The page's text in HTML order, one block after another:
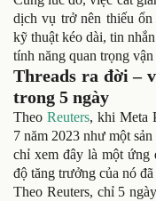
dịch vụ trở nên thiếu
kỹ thuật kéo dài, tin
tính năng quan trọng
Threads ra đời –
trong 5 ngày
Theo Reuters, khi Meta
7 năm 2023 như một
chỉ xem đây là một ứng
độ tăng trưởng của nó
Theo Reuters, chỉ 5